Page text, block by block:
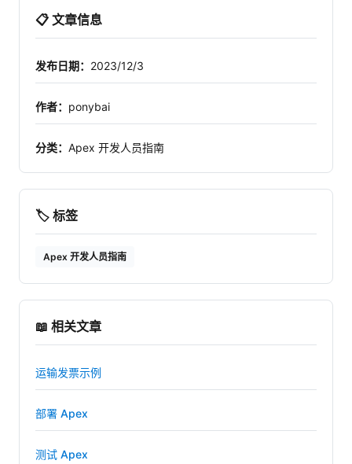
📋 文章信息
发布日期： 2023/12/3
作者： ponybai
分类： Apex 开发人员指南
🏷️ 标签
Apex 开发人员指南
📖 相关文章
运输发票示例
部署 Apex
测试 Apex